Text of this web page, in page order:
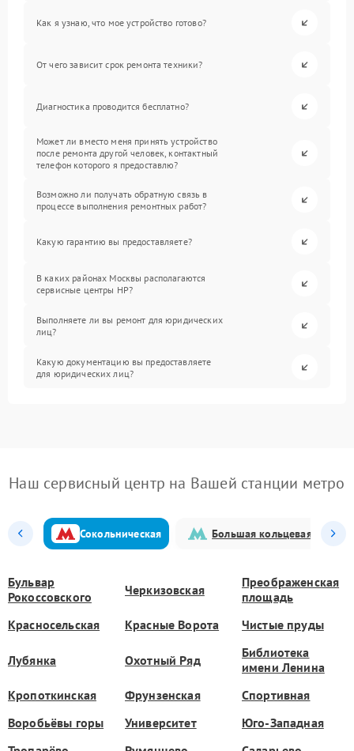
Как я узнаю, что мое устройство готово?
От чего зависит срок ремонта техники?
Диагностика проводится бесплатно?
Может ли вместо меня принять устройство
после ремонта другой человек, контактный
телефон которого я предоставлю?
Возможно ли получать обратную связь в
процессе выполнения ремонтных работ?
Какую гарантию вы предоставляете?
В каких районах Москвы располагаются
сервисные центры HP?
Выполняете ли вы ремонт для юридических
лиц?
Какую документацию вы предоставляете
для юридических лиц?
Наш сервисный центр на Вашей станции метро
Сокольническая Большая кольцевая
Бульвар
Рокоссовского
Черкизовская
Преображенская
площадь
Красносельская
Красные Ворота Чистые пруды
Лубянка Охотный Ряд
Библиотека
имени Ленина
Кропоткинская
Фрунзенская
Спортивная
Воробьёвы горы
Университет
Юго-Западная